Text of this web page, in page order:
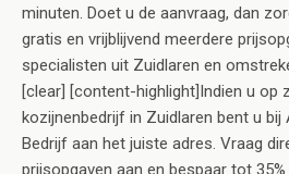
minuten. Doet u de aanvraag, dan
gratis en vrijblijvend meerdere
specialisten uit Zuidlaren en
[clear] [content-highlight]Indien u op
kozijnenbedrijf in Zuidlaren bent u bij
Bedrijf aan het juiste adres. Vraag
prijsopgaven aan en bespaar tot